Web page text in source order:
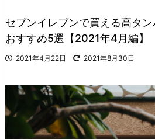
セブンイレブンで買える高タ
おすすめ5選【2021年4月編】
2021年4月22日 2021年8月30日